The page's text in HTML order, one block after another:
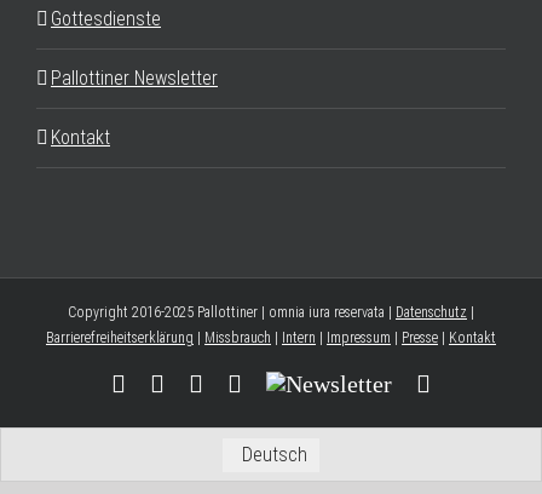
Gottesdienste
Pallottiner Newsletter
Kontakt
Copyright 2016-2025 Pallottiner | omnia iura reservata | Datenschutz |
Barrierefreiheitserklärung | Missbrauch | Intern | Impressum | Presse | Kontakt
FacebookYouTubeInstagram
Threads
Newsletter
Deutsch